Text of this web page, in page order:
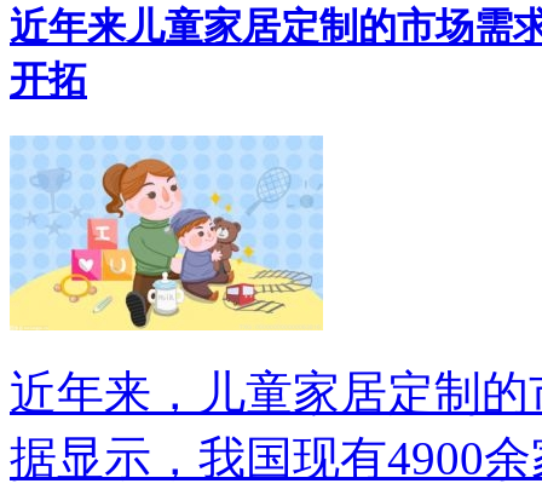
近年来儿童家居定制的市场需
开拓
近年来，儿童家居定制
据显示，我国现有4900